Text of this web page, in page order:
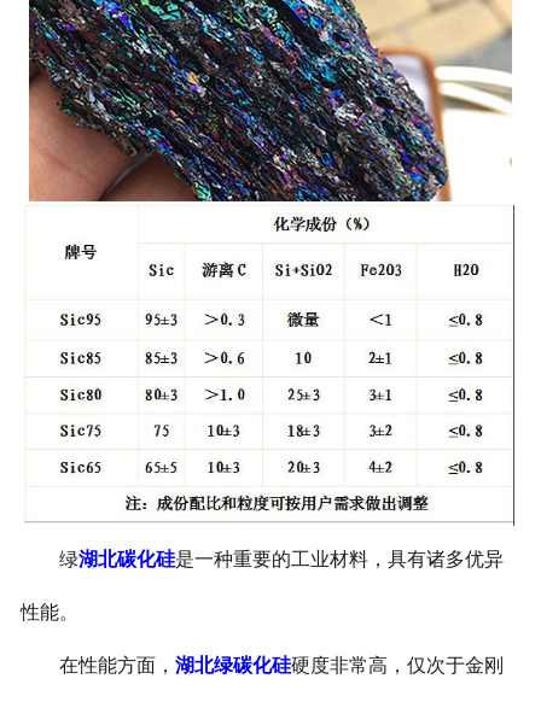
湖北铬铁
湖北球化剂
湖北增碳剂
绿湖北碳化硅是一种重要的工业材料，具有诸多优异
性能。
在性能方面， 湖北绿碳化硅硬度非常高，仅次于金刚